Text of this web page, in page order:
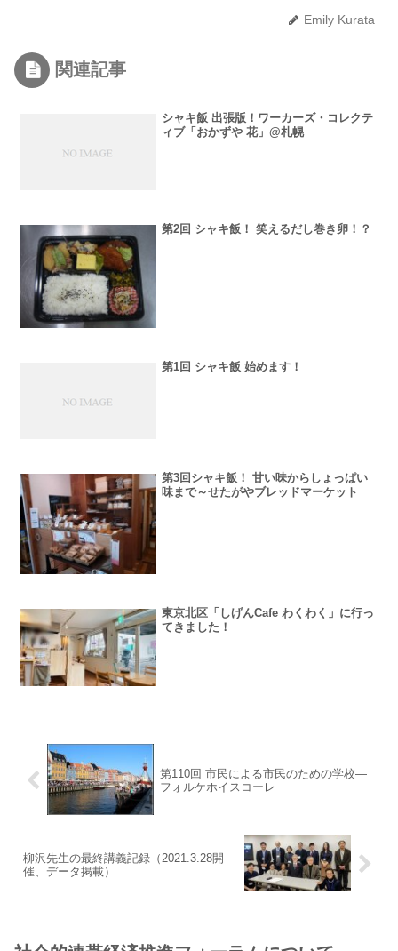
Emily Kurata
関連記事
シャキ飯 出張版！ワーカーズ・コレクテ
ィブ「おかずや 花」@札幌
第2回 シャキ飯！ 笑えるだし巻き卵！？
第1回 シャキ飯 始めます！
第3回シャキ飯！ 甘い味からしょっぱい
味まで～せたがやブレッドマーケット
東京北区「しげんCafe わくわく」に行っ
てきました！
第110回 市民による市民のための学校―
フォルケホイスコーレ
柳沢先生の最終講義記録（2021.3.28開
催、データ掲載）